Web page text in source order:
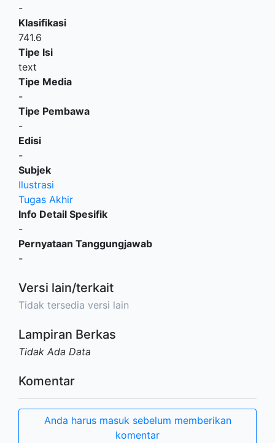
-
Klasifikasi
741.6
Tipe Isi
text
Tipe Media
-
Tipe Pembawa
-
Edisi
-
Subjek
Ilustrasi
Tugas Akhir
Info Detail Spesifik
-
Pernyataan Tanggungjawab
-
Versi lain/terkait
Tidak tersedia versi lain
Lampiran Berkas
Tidak Ada Data
Komentar
Anda harus masuk sebelum memberikan
komentar